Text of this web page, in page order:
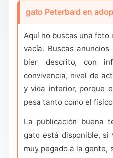
gato Peterbald en
Aquí no buscas una foto
vacía. Buscas
bien descrito, con
convivencia, nivel de
y vida interior, porque
pesa tanto como el
La publicación buena
gato está disponible, si
muy pegado a la gente,